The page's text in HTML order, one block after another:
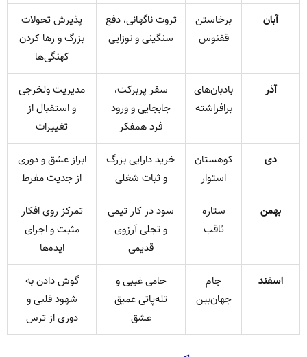
آبان
برخاستن
ققنوس
ثروت ناگهانی، دفع
سنگینی و نوزایی
پذیرش تحولات
بزرگ و رها کردن
کهنگی‌ها
آذر
بادبان‌های
برافراشته
سفر پربرکت،
جابجایی و ورود
فرد همفکر
مدیریت ولخرجی
و استقبال از
تغییرات
دی
کوهستان
استوار
خرید دارایی بزرگ
و ثبات شغلی
ابراز عشق و دوری
از جدیت مفرط
بهمن
ستاره
ثاقب
سود در کار تیمی
و تجلی آرزوی
قدیمی
تمرکز روی افکار
مثبت و اجرای
ایده‌ها
اسفند
جام
جهان‌بین
حامی غیبی و
تله‌پاتی عمیق
عشق
گوش دادن به
شهود قلبی و
دوری از ترس